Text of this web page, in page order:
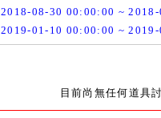
2018-08-30 00:00:00 ~
2019-01-10 00:00:00 ~
目前尚無任何道具